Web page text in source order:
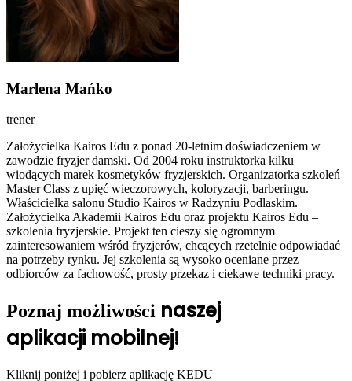
Marlena Mańko
trener
Założycielka Kairos Edu z ponad 20-letnim doświadczeniem w
zawodzie fryzjer damski. Od 2004 roku instruktorka kilku
wiodących marek kosmetyków fryzjerskich. Organizatorka szkoleń
Master Class z upięć wieczorowych, koloryzacji, barberingu.
Właścicielka salonu Studio Kairos w Radzyniu Podlaskim.
Założycielka Akademii Kairos Edu oraz projektu Kairos Edu –
szkolenia fryzjerskie. Projekt ten cieszy się ogromnym
zainteresowaniem wśród fryzjerów, chcących rzetelnie odpowiadać
na potrzeby rynku. Jej szkolenia są wysoko oceniane przez
odbiorców za fachowość, prosty przekaz i ciekawe techniki pracy.
Poznaj możliwości naszej
aplikacji mobilnej!
Kliknij poniżej i pobierz aplikację KEDU